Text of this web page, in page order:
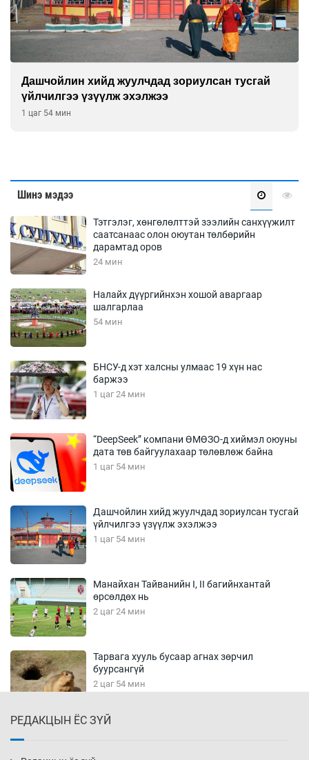
Дашчойлин хийд жуулчдад зориулсан тусгай
үйлчилгээ үзүүлж эхэлжээ
1 цаг 54 мин
Шинэ мэдээ
Тэтгэлэг, хөнгөлөлттэй зээлийн санхүүжилт
саатсанаас олон оюутан төлбөрийн
дарамтад оров
24 мин
Налайх дүүргийнхэн хошой аваргаар
шалгарлаа
54 мин
БНСУ-д хэт халсны улмаас 19 хүн нас
баржээ
1 цаг 24 мин
“DeepSeek” компани ӨМӨЗО-д хиймэл оюуны
дата төв байгуулахаар төлөвлөж байна
1 цаг 54 мин
Дашчойлин хийд жуулчдад зориулсан тусгай
үйлчилгээ үзүүлж эхэлжээ
1 цаг 54 мин
Манайхан Тайванийн I, II багийнхантай
өрсөлдөх нь
2 цаг 24 мин
Тарвага хууль бусаар агнах зөрчил
буурсангүй
2 цаг 54 мин
3 цаг 24 мин
РЕДАКЦЫН ЁС ЗҮЙ